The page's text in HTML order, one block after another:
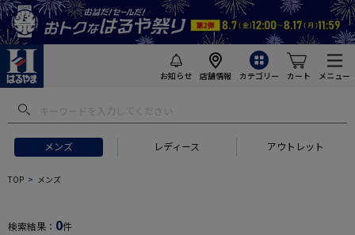
お知らせ 店舗情報 カテゴリー カート メニュー
メンズ レディース アウトレット
フトにおすすめ #セットアップ スーツ
TOP メンズ
検索結果： 0件